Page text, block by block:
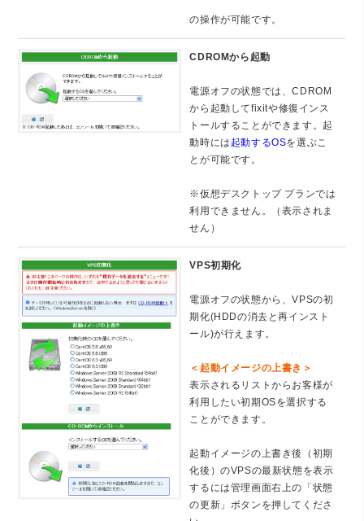
の操作が可能です。
CDROMから起動
電源オフの状態では、CDROM
から起動してfixitや修復インス
トールすることができます。起
動時には 起動するOSを選ぶこ
とが可能です。
※仮想デスクトップ プランでは
利用できません。（表示されま
せん）
VPS初期化
電源オフの状態から、VPSの初
期化(HDDの消去と再インスト
ール)が行えます。
＜起動イメージの上書き＞
表示されるリストからお客様が
利用したい初期OSを選択する
ことができます。
起動イメージの上書き後（初期
化後）のVPSの最新状態を表示
するには管理画面右上の「状態
の更新」ボタンを押してくださ